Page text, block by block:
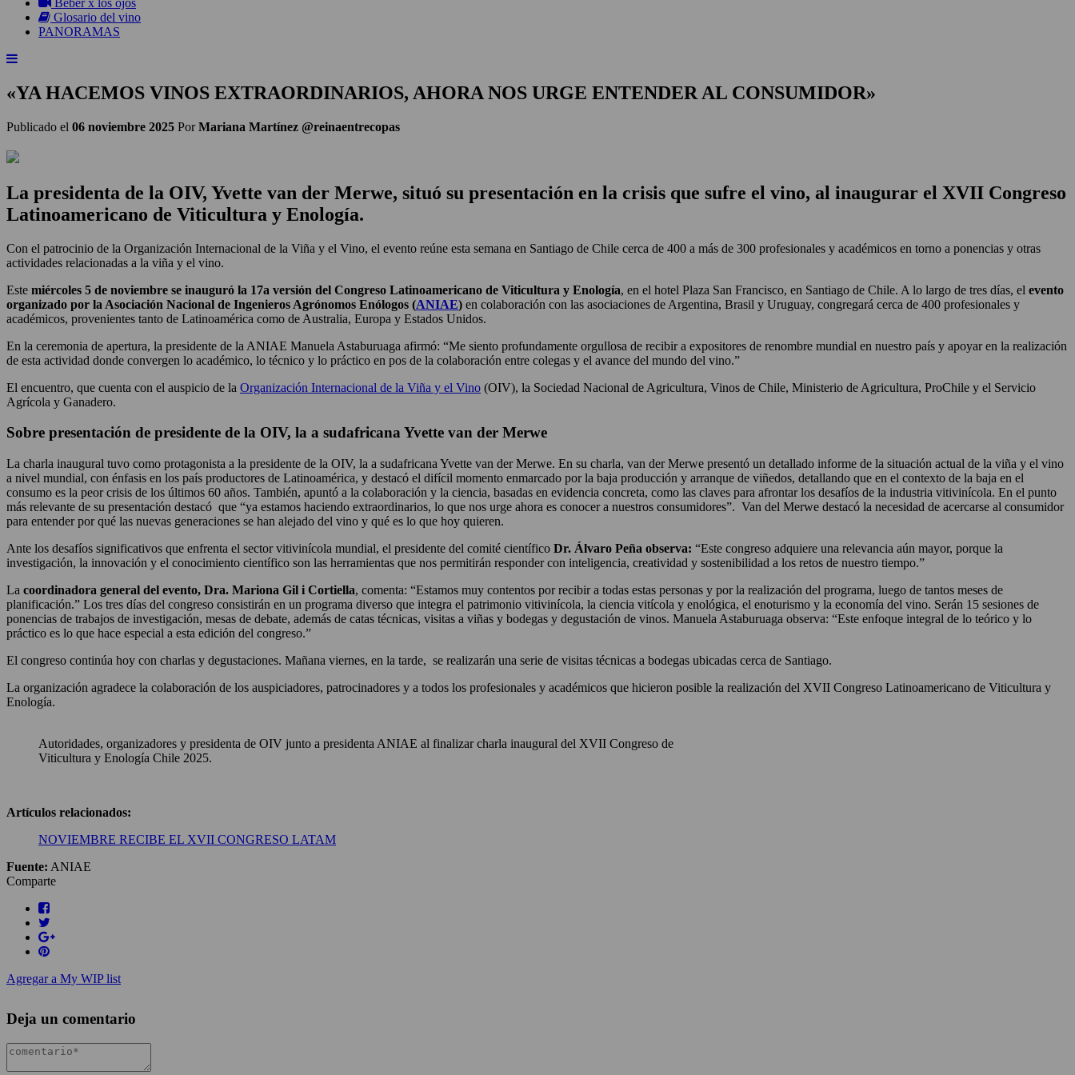
Glosario del vino
PANORAMAS
«YA HACEMOS VINOS EXTRAORDINARIOS, AHORA NOS URGE ENTENDER AL CONSUMIDOR»
Publicado el 06 noviembre 2025 PorMariana Martínez @reinaentrecopas
La presidenta de la OIV, Yvette van der Merwe, situó su presentación en la crisis que sufre el vino, al inaugurar el XVII Congreso
Latinoamericano de Viticultura y Enología.
Con el patrocinio de la Organización Internacional de la Viña y el Vino, el evento reúne esta semana en Santiago de Chile cerca de 400 a más de 300 profesionales y académicos en torno a ponencias y otras
actividades relacionadas a la viña y el vino.
Este miércoles 5 de noviembre se inauguró la 17a versión del Congreso Latinoamericano de Viticultura y Enología, en el hotel Plaza San Francisco, en Santiago de Chile. A lo largo de tres días, el evento
organizado por la Asociación Nacional de Ingenieros Agrónomos Enólogos (ANIAE) en colaboración con las asociaciones de Argentina, Brasil y Uruguay, congregará cerca de 400 profesionales y
académicos, provenientes tanto de Latinoamérica como de Australia, Europa y Estados Unidos.
En la ceremonia de apertura, la presidente de la ANIAE Manuela Astaburuaga afirmó: “Me siento profundamente orgullosa de recibir a expositores de renombre mundial en nuestro país y apoyar en la realización
de esta actividad donde convergen lo académico, lo técnico y lo práctico en pos de la colaboración entre colegas y el avance del mundo del vino.”
El encuentro, que cuenta con el auspicio de la Organización Internacional de la Viña y el Vino (OIV), la Sociedad Nacional de Agricultura, Vinos de Chile, Ministerio de Agricultura, ProChile y el Servicio
Agrícola y Ganadero.
Sobre presentación de presidente de la OIV, la a sudafricana Yvette van der Merwe
La charla inaugural tuvo como protagonista a la presidente de la OIV, la a sudafricana Yvette van der Merwe. En su charla, van der Merwe presentó un detallado informe de la situación actual de la viña y el vino
a nivel mundial, con énfasis en los país productores de Latinoamérica, y destacó el difícil momento enmarcado por la baja producción y arranque de viñedos, detallando que en el contexto de la baja en el
consumo es la peor crisis de los últimos 60 años. También, apuntó a la colaboración y la ciencia, basadas en evidencia concreta, como las claves para afrontar los desafíos de la industria vitivinícola. En el punto
más relevante de su presentación destacó que “ya estamos haciendo extraordinarios, lo que nos urge ahora es conocer a nuestros consumidores”. Van del Merwe destacó la necesidad de acercarse al consumidor
para entender por qué las nuevas generaciones se han alejado del vino y qué es lo que hoy quieren.
Ante los desafíos significativos que enfrenta el sector vitivinícola mundial, el presidente del comité científico Dr. Álvaro Peña observa: “Este congreso adquiere una relevancia aún mayor, porque la
investigación, la innovación y el conocimiento científico son las herramientas que nos permitirán responder con inteligencia, creatividad y sostenibilidad a los retos de nuestro tiempo.”
La coordinadora general del evento, Dra. Mariona Gil i Cortiella, comenta: “Estamos muy contentos por recibir a todas estas personas y por la realización del programa, luego de tantos meses de
planificación.” Los tres días del congreso consistirán en un programa diverso que integra el patrimonio vitivinícola, la ciencia vitícola y enológica, el enoturismo y la economía del vino. Serán 15 sesiones de
ponencias de trabajos de investigación, mesas de debate, además de catas técnicas, visitas a viñas y bodegas y degustación de vinos. Manuela Astaburuaga observa: “Este enfoque integral de lo teórico y lo
práctico es lo que hace especial a esta edición del congreso.”
El congreso continúa hoy con charlas y degustaciones. Mañana viernes, en la tarde, se realizarán una serie de visitas técnicas a bodegas ubicadas cerca de Santiago.
La organización agradece la colaboración de los auspiciadores, patrocinadores y a todos los profesionales y académicos que hicieron posible la realización del XVII Congreso Latinoamericano de Viticultura y
Enología.
Autoridades, organizadores y presidenta de OIV junto a presidenta ANIAE al finalizar charla inaugural del XVII Congreso de
Viticultura y Enología Chile 2025.
Artículos relacionados:
NOVIEMBRE RECIBE EL XVII CONGRESO LATAM
Fuente: ANIAE
Comparte
Agregar a My WIP list
Deja un comentario